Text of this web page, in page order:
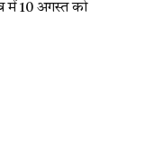
में 10 अगस्त को